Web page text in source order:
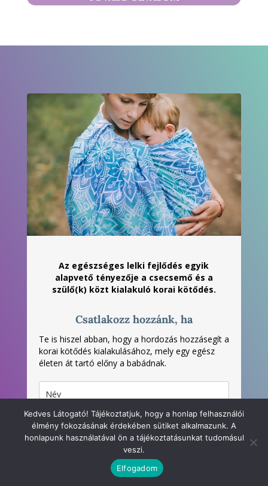
900 Ft
Az egészséges lelki fejlődés egyik
alapvető tényezője a csecsemő és a
szülő(k) közt kialakuló korai kötődés.
Csatlakozz hozzánk, ha
Te is hiszel abban, hogy a hordozás hozzásegít a
korai kötődés kialakulásához, mely egy egész
életen át tartó előny a babádnak.
Elolvastam és elfogadom az
Kedves Látogató! Tájékoztatjuk, hogy a honlap felhasználói
élmény fokozásának érdekében sütiket alkalmazunk. A
honlapunk használatával ön a tájékoztatásunkat tudomásul
veszi.
Elfogadom